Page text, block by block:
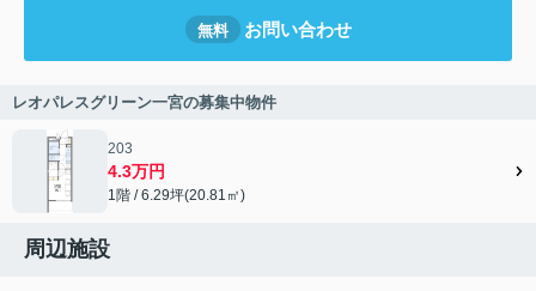
無料 お問い合わせ
レオパレスグリーン一宮の募集中物件
203
4.3万円
1階 / 6.29坪(20.81㎡)
周辺施設